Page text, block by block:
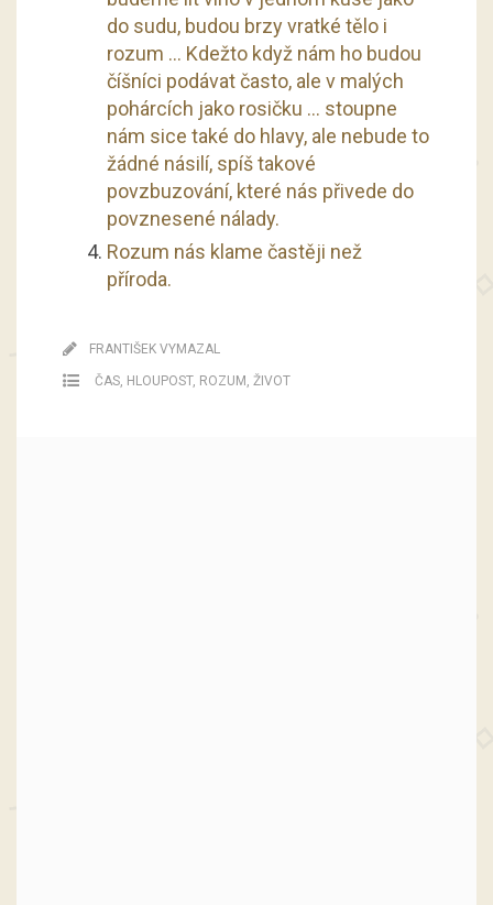
do sudu, budou brzy vratké tělo i
rozum … Kdežto když nám ho budou
číšníci podávat často, ale v malých
pohárcích jako rosičku … stoupne
nám sice také do hlavy, ale nebude to
žádné násilí, spíš takové
povzbuzování, které nás přivede do
povznesené nálady.
Rozum nás klame častěji než
příroda.
FRANTIŠEK VYMAZAL
ČAS, HLOUPOST, ROZUM, ŽIVOT